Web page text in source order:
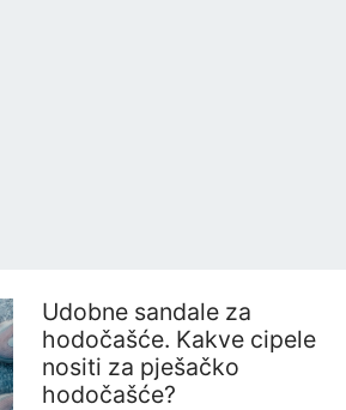
Udobne sandale za
hodočašće. Kakve cipele
nositi za pješačko
hodočašće?